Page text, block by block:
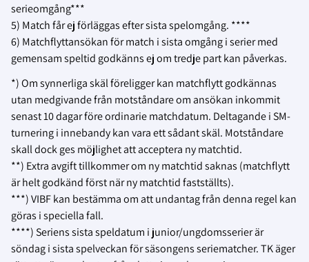
serieomgång***
5) Match får ej förläggas efter sista spelomgång. ****
6) Matchflyttansökan för match i sista omgång i serier med
gemensam speltid godkänns ej om tredje part kan påverkas.
*) Om synnerliga skäl föreligger kan matchflytt godkännas
utan medgivande från motståndare om ansökan inkommit
senast 10 dagar före ordinarie matchdatum. Deltagande i SM-
turnering i innebandy kan vara ett sådant skäl. Motståndare
skall dock ges möjlighet att acceptera ny matchtid.
**) Extra avgift tillkommer om ny matchtid saknas (matchflytt
är helt godkänd först när ny matchtid fastställts).
***) VIBF kan bestämma om att undantag från denna regel kan
göras i speciella fall.
****) Seriens sista speldatum i junior/ungdomsserier är
söndag i sista spelveckan för säsongens seriematcher. TK äger